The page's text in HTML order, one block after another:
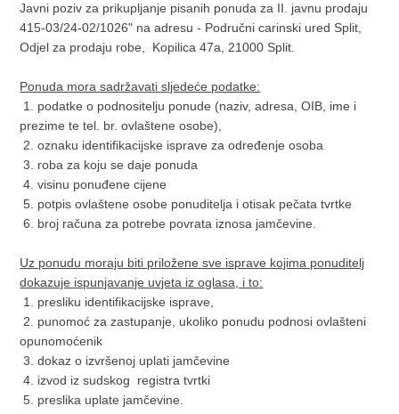
Javni poziv za prikupljanje pisanih ponuda za II. javnu prodaju
415-03/24-02/1026" na adresu - Područni carinski ured Split,
Odjel za prodaju robe, Kopilica 47a, 21000 Split.
Ponuda mora sadržavati sljedeće podatke:
1. podatke o podnositelju ponude (naziv, adresa, OIB, ime i
prezime te tel. br. ovlaštene osobe),
2. oznaku identifikacijske isprave za određenje osoba
3. roba za koju se daje ponuda
4. visinu ponuđene cijene
5. potpis ovlaštene osobe ponuditelja i otisak pečata tvrtke
6. broj računa za potrebe povrata iznosa jamčevine.
Uz ponudu moraju biti priložene sve isprave kojima ponuditelj
dokazuje ispunjavanje uvjeta iz oglasa, i to:
1. presliku identifikacijske isprave,
2. punomoć za zastupanje, ukoliko ponudu podnosi ovlašteni
opunomoćenik
3. dokaz o izvršenoj uplati jamčevine
4. izvod iz sudskog registra tvrtki
5. preslika uplate jamčevine.